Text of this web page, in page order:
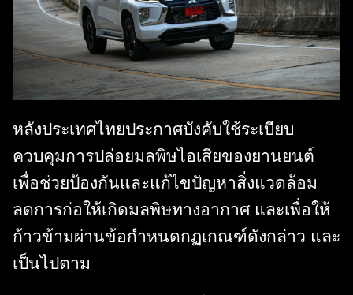
หลังประเทศไทยประกาศบังคับใช้ระเบียบ
ควบคุมการปล่อยมลพิษไอเสียของยานยนต์
เพื่อช่วยป้องกันและแก้ไขปัญหาสิ่งแวดล้อม
ลดการก่อให้เกิดมลพิษทางอากาศ และเพื่อให้
ก้าวข้ามผ่านข้อกำหนดกฏเกณฑ์ดังกล่าว และ
เป็นไปตาม